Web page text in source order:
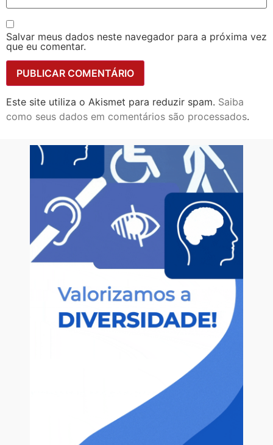
Salvar meus dados neste navegador para a próxima vez
que eu comentar.
Este site utiliza o Akismet para reduzir spam. Saiba
como seus dados em comentários são processados.